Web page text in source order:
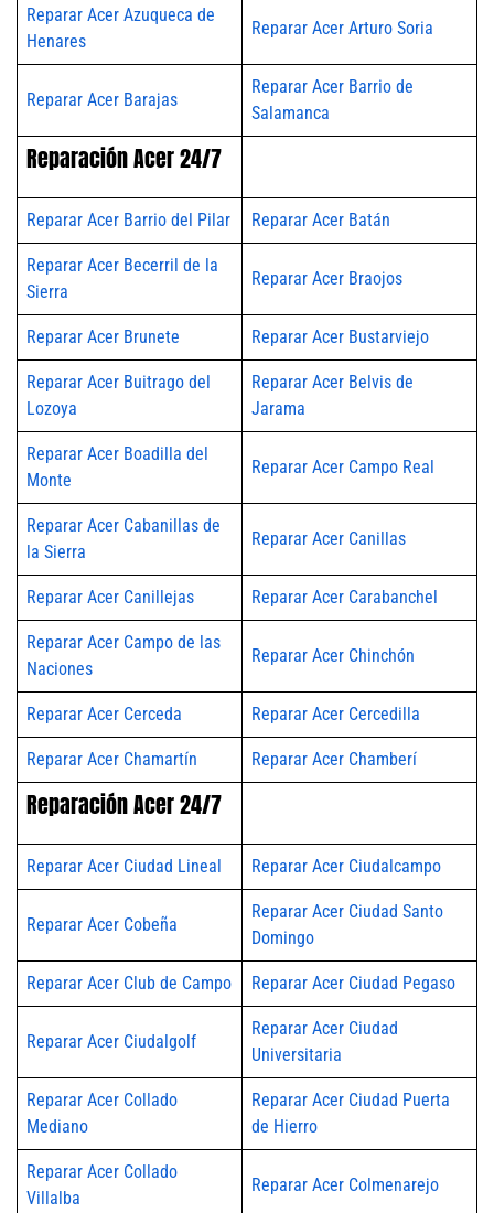
Reparar Acer Azuqueca de
Henares
Reparar Acer Arturo Soria
Reparar Acer Barajas
Reparar Acer Barrio de
Salamanca
Reparación Acer 24/7
Reparar Acer Barrio del Pilar Reparar Acer Batán
Reparar Acer Becerril de la
Sierra
Reparar Acer Braojos
Reparar Acer Brunete Reparar Acer Bustarviejo
Reparar Acer Buitrago del
Lozoya
Reparar Acer Belvis de
Jarama
Reparar Acer Boadilla del
Monte
Reparar Acer Campo Real
Reparar Acer Cabanillas de
la Sierra
Reparar Acer Canillas
Reparar Acer Canillejas Reparar Acer Carabanchel
Reparar Acer Campo de las
Naciones
Reparar Acer Chinchón
Reparar Acer Cerceda Reparar Acer Cercedilla
Reparar Acer Chamartín Reparar Acer Chamberí
Reparación Acer 24/7
Reparar Acer Ciudad Lineal Reparar Acer Ciudalcampo
Reparar Acer Cobeña
Reparar Acer Ciudad Santo
Domingo
Reparar Acer Club de Campo Reparar Acer Ciudad Pegaso
Reparar Acer Ciudalgolf
Reparar Acer Ciudad
Universitaria
Reparar Acer Collado
Mediano
Reparar Acer Ciudad Puerta
de Hierro
Reparar Acer Collado
Villalba
Reparar Acer Colmenarejo